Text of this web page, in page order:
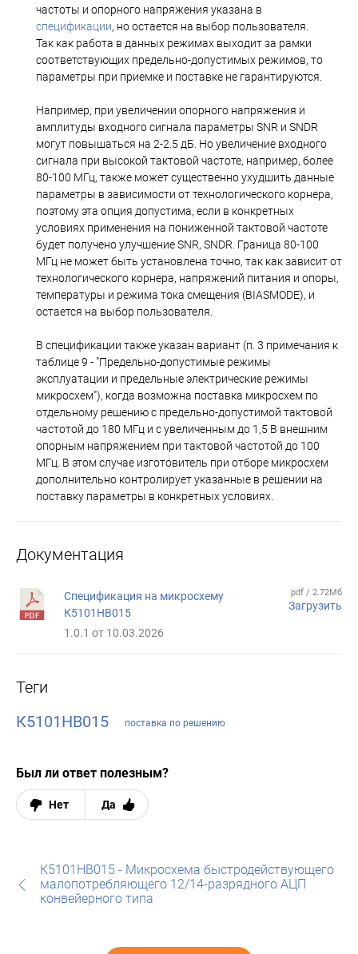
частоты и опорного напряжения указана в
спецификации, но остается на выбор пользователя.
Так как работа в данных режимах выходит за рамки
соответствующих предельно-допустимых режимов, то
параметры при приемке и поставке не гарантируются.
Например, при увеличении опорного напряжения и
амплитуды входного сигнала параметры SNR и SNDR
могут повышаться на 2-2.5 дБ. Но увеличение входного
сигнала при высокой тактовой частоте, например, более
80-100 МГц, также может существенно ухудшить данные
параметры в зависимости от технологического корнера,
поэтому эта опция допустима, если в конкретных
условиях применения на пониженной тактовой частоте
будет получено улучшение SNR, SNDR. Граница 80-100
МГц не может быть установлена точно, так как зависит от
технологического корнера, напряжений питания и опоры,
температуры и режима тока смещения (BIASMODE), и
остается на выбор пользователя.
В спецификации также указан вариант (п. 3 примечания к
таблице 9 - "Предельно-допустимые режимы
эксплуатации и предельные электрические режимы
микросхем"), когда возможна поставка микросхем по
отдельному решению с предельно-допустимой тактовой
частотой до 180 МГц и с увеличенным до 1,5 В внешним
опорным напряжением при тактовой частотой до 100
МГц. В этом случае изготовитель при отборе микросхем
дополнительно контролирует указанные в решении на
поставку параметры в конкретных условиях.
Документация
Спецификация на микросхему
К5101НВ015
1.0.1 от 10.03.2026
pdf / 2.72Мб
Загрузить
Теги
К5101НВ015
поставка по решению
Был ли ответ полезным?
Нет Да
К5101НВ015 - Микросхема быстродействующего
малопотребляющего 12/14-разрядного АЦП
конвейерного типа